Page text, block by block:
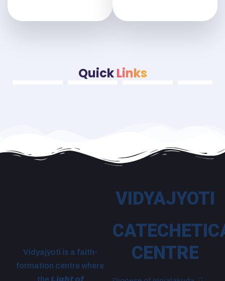
QuickLinks
Vidyajyoti is a faith-
formation centre where
the Light of
VIDYAJYOTI
CENTRE